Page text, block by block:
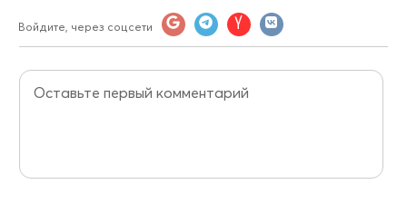
Войдите, через соцсети